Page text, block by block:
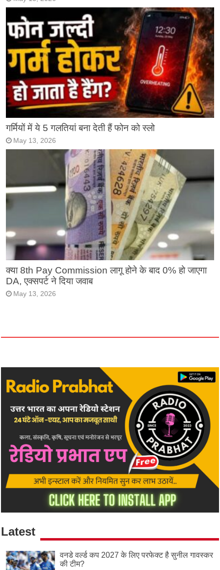
गर्मियों में ये 5 गलतियां बना देती हैं फोन को स्लो
May 13, 2026
क्या 8th Pay Commission लागू होने के बाद 0% हो जाएगा
DA, एक्सपर्ट ने दिया जवाब
May 13, 2026
Latest
वनडे वर्ल्ड कप 2027 के लिए परफेक्ट है सुनील गावस्कर
की टीम?